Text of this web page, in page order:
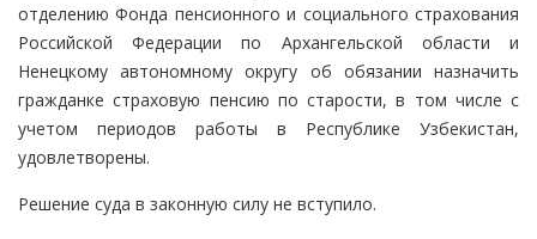
отделению Фонда пенсионного и социального страхования
Российской Федерации по Архангельской области и
Ненецкому автономному округу об обязании назначить
гражданке страховую пенсию по старости, в том числе с
учетом периодов работы в Республике Узбекистан,
удовлетворены.
Решение суда в законную силу не вступило.